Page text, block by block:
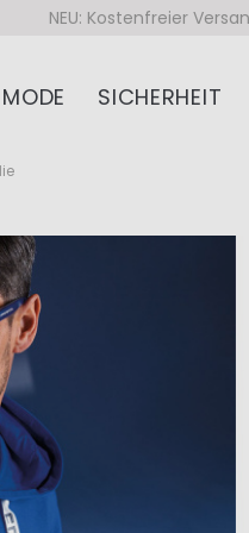
NEU: Kostenfreier
MODE SICHERHEIT